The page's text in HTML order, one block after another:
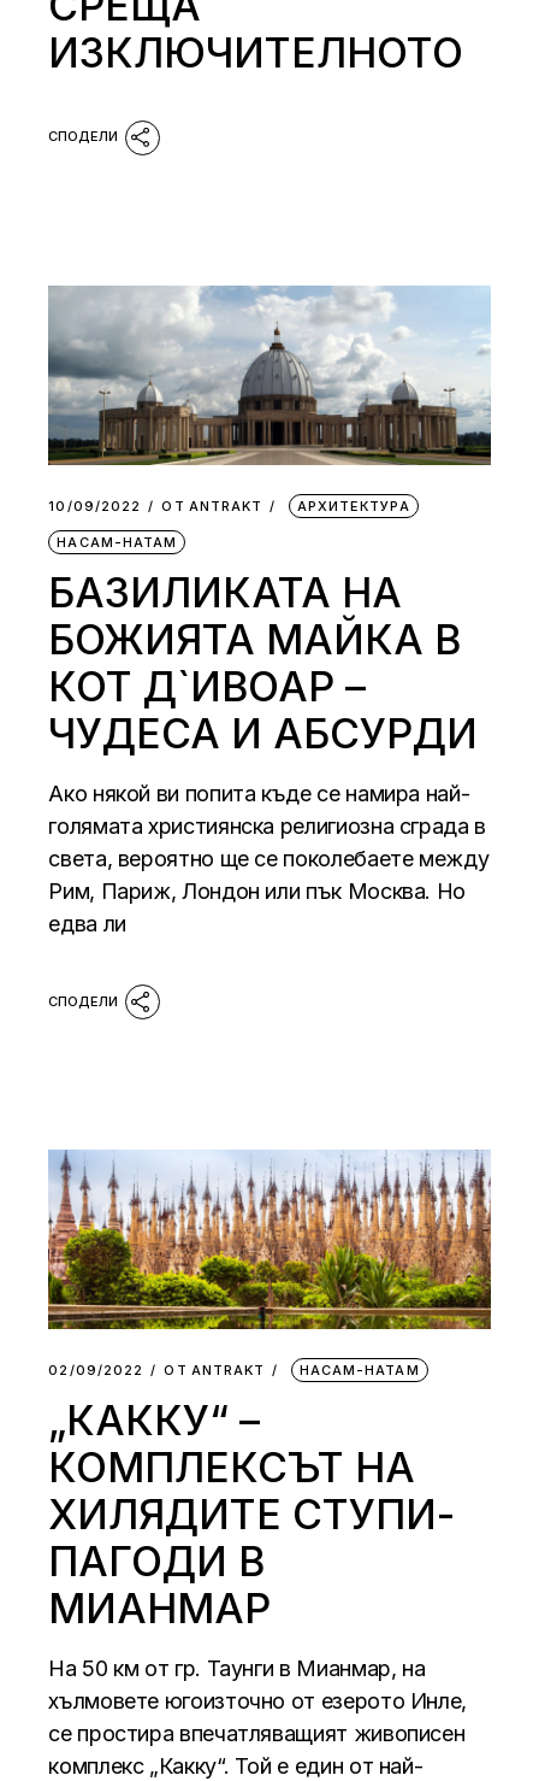
ИЗКЛЮЧИТЕЛНОТО
10/09/2022 ОТ АNTRAKT АРХИТЕКТУРА
НАСАМ-НАТАМ
БАЗИЛИКАТА НА
БОЖИЯТА МАЙКА В
КОТ Д`ИВОАР –
ЧУДЕСА И АБСУРДИ
Ако някой ви попита къде се намира най-
голямата християнска религиозна сграда в
света, вероятно ще се поколебаете между
Рим, Париж, Лондон или пък Москва. Но
едва ли
02/09/2022 ОТ АNTRAKT НАСАМ-НАТАМ
„КАККУ“ –
КОМПЛЕКСЪТ НА
ХИЛЯДИТЕ СТУПИ-
ПАГОДИ В
МИАНМАР
На 50 км от гр. Таунги в Мианмар, на
хълмовете югоизточно от езерото Инле,
се простира впечатляващият живописен
комплекс „Какку“. Той е един от най-